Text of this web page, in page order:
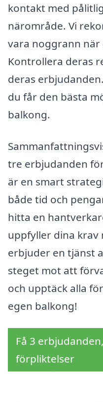
kontakt med
närområde. Vi
vara noggrann
Kontrollera deras
deras
du får den bästa
balkong.
tre erbjudanden
är en smart
både tid och
hitta en
uppfyller dina krav
erbjuder en tjänst
steget mot att
och upptäck alla
egen balkong!
Få 3
förpliktelser